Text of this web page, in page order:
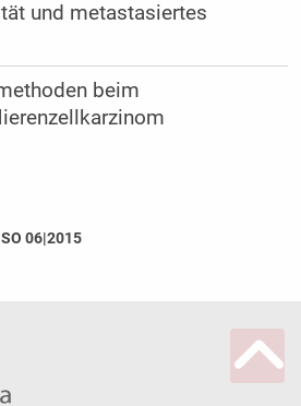
und metastasiertes
beim
SO 06|2015